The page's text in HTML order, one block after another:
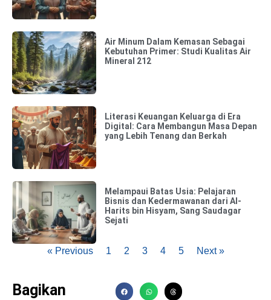
Air Minum Dalam Kemasan Sebagai
Kebutuhan Primer: Studi Kualitas Air
Mineral 212
Literasi Keuangan Keluarga di Era
Digital: Cara Membangun Masa Depan
yang Lebih Tenang dan Berkah
Melampaui Batas Usia: Pelajaran
Bisnis dan Kedermawanan dari Al-
Harits bin Hisyam, Sang Saudagar
Sejati
« Previous 1 2 3 4 5 Next »
Bagikan